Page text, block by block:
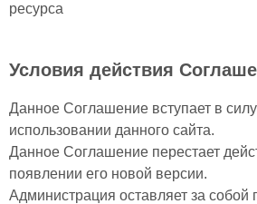
ресурса
Условия действия
Данное Соглашение вступает в
использовании данного сайта.
Данное Соглашение перестает
появлении его новой версии.
Администрация оставляет за собой